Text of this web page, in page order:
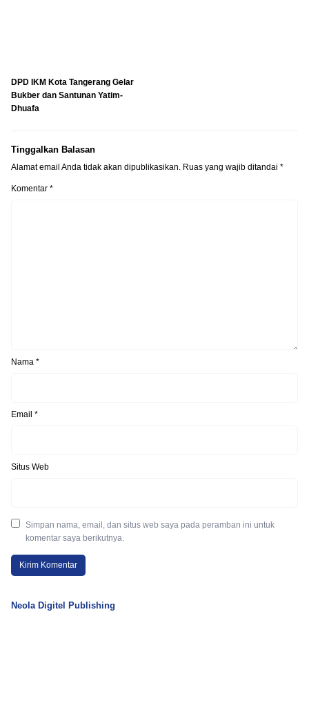
DPD IKM Kota Tangerang Gelar
Bukber dan Santunan Yatim-
Dhuafa
Tinggalkan Balasan
Alamat email Anda tidak akan dipublikasikan. Ruas yang wajib ditandai *
Komentar *
Nama *
Email *
Situs Web
Simpan nama, email, dan situs web saya pada peramban ini untuk
komentar saya berikutnya.
Neola Digitel Publishing